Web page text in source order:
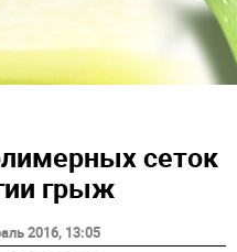
сеток
грыж
2016, 13:05